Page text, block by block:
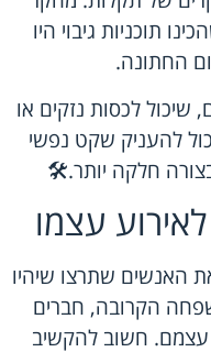
תוכניות גיבוי היו
החתונה.
שיכול לכסות נזקים או
להעניק שקט נפשי
חלקה יותר.🛠️
עצמו
האנשים שתרצו שיהיו
הקרובה, חברים
עצמם. חשוב להקשיב